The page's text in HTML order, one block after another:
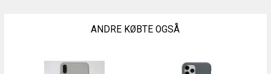
ANDRE KØBTE OGSÅ